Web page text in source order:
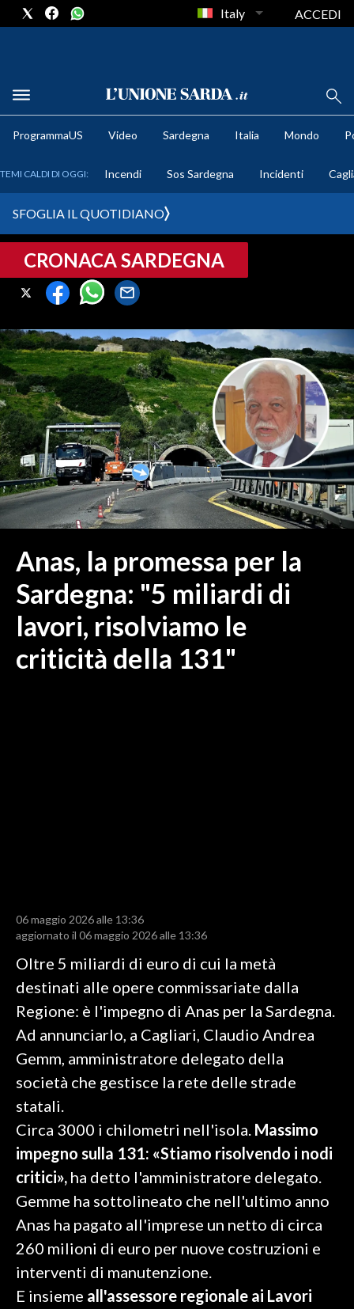
METEO
CRONACA SARDEGNA
CAGLIARI
SULCIS IGLESIENTE
MEDIO CAMPIDANO
ORISTANO E PROVINCIA
SASSARI E PROVINCIA
GALLURA
NUORO E PROVINCIA
OGLIASTRA
AGENDA
ITALIA
MONDO
POLITICA
ECONOMIA
BASKET
ALTRI SPORT
CULTURA
GOSSIP
SALUTE
SARDI NEL MONDO
NOTIZIE
EVENTI
Italy ACCEDI
ProgrammaUS Video Sardegna Italia Mondo
TEMI CALDI DI OGGI: Incendi Sos Sardegna Incidenti
SFOGLIA IL QUOTIDIANO
CRONACA SARDEGNA
Anas, la promessa per la
Sardegna: "5 miliardi di
lavori, risolviamo le
criticità della 131"
06 maggio 2026 alle 13:36
aggiornato il 06 maggio 2026 alle 13:36
Oltre 5 miliardi di euro di cui la metà
destinati alle opere commissariate dalla
Regione: è l'impegno di Anas per la Sardegna.
Ad annunciarlo, a Cagliari, Claudio Andrea
Gemm, amministratore delegato della
società che gestisce la rete delle strade
statali.
Circa 3000 i chilometri nell'isola. Massimo
impegno sulla 131: «Stiamo risolvendo i nodi
critici», ha detto l'amministratore delegato.
Gemme ha sottolineato che nell'ultimo anno
Anas ha pagato all'imprese un netto di circa
260 milioni di euro per nuove costruzioni e
interventi di manutenzione.
E insieme all'assessore regionale ai Lavori